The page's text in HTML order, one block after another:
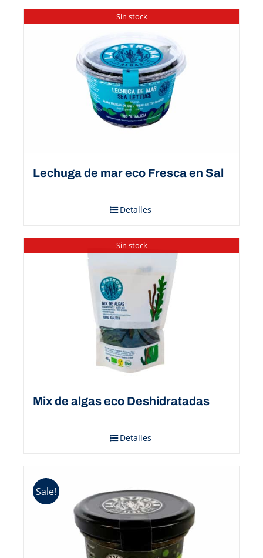
Sin stock
Lechuga de mar eco Fresca en Sal
Detalles
Sin stock
Mix de algas eco Deshidratadas
Detalles
Sale!